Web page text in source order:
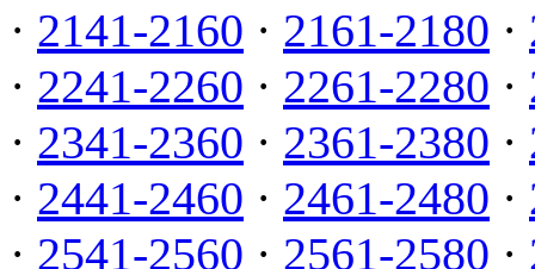
· 2141-2160 · 2161-2180 ·
· 2241-2260 · 2261-2280 ·
· 2341-2360 · 2361-2380 ·
· 2441-2460 · 2461-2480 ·
· 2541-2560 · 2561-2580 ·